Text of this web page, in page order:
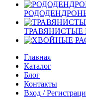
Главная
Каталог
Блог
Контакты
Вход /